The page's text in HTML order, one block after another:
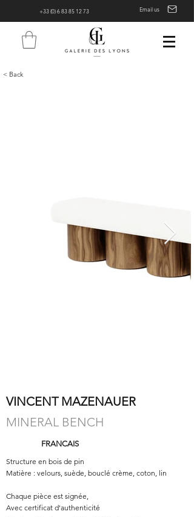
+33 (0) 6 83 85 12 73 Email us
< Back
VINCENT MAZENAUER
MINERAL BENCH
FRANCAIS
Structure en bois de pin
Matière : velours, suède, bouclé crème, coton, lin
Chaque pièce est signée,
Avec certificat d'authenticité